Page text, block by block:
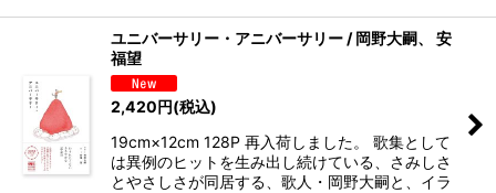
ユニバーサリー・アニバーサリー / 岡野大嗣、 安
福望
2,420円(税込)
19cm×12cm 128P 再入荷しました。 歌集として
は異例のヒットを生み出し続けている、さみしさ
とやさしさが同居する、歌人・岡野大嗣と、イラ